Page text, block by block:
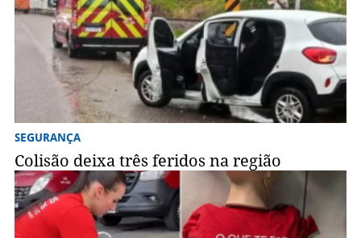
SEGURANÇA
Colisão deixa três feridos na região